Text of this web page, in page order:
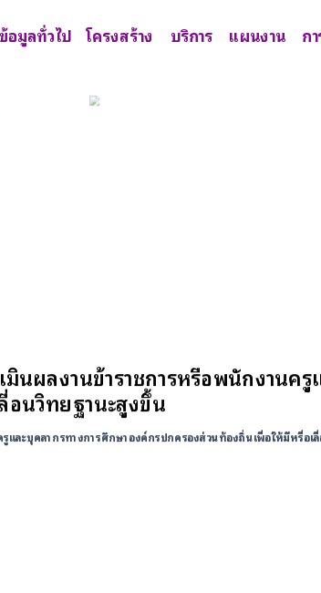
ข้อมูลทั่วไป โครงสร้าง บริการ แผนงาน ก
นผลงานข้าราชการหรือพนักงานค
อนวิทยฐานะสูงขึ้น
และบุคลากรทางการศึกษาองค์กรปกครองส่วนท้องถิ่นเพื่อให้มีหรื่อเ